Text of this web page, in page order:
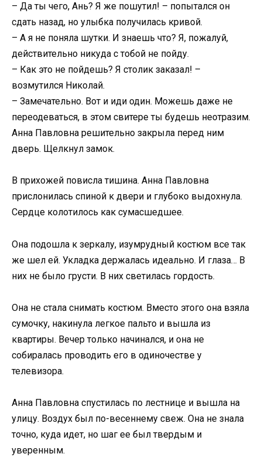
– Да ты чего, Ань? Я же пошутил! – попытался он
сдать назад, но улыбка получилась кривой.
– А я не поняла шутки. И знаешь что? Я, пожалуй,
действительно никуда с тобой не пойду.
– Как это не пойдешь? Я столик заказал! –
возмутился Николай.
– Замечательно. Вот и иди один. Можешь даже не
переодеваться, в этом свитере ты будешь неотразим.
Анна Павловна решительно закрыла перед ним
дверь. Щелкнул замок.
В прихожей повисла тишина. Анна Павловна
прислонилась спиной к двери и глубоко выдохнула.
Сердце колотилось как сумасшедшее.
Она подошла к зеркалу, изумрудный костюм все так
же шел ей. Укладка держалась идеально. И глаза… В
них не было грусти. В них светилась гордость.
Она не стала снимать костюм. Вместо этого она взяла
сумочку, накинула легкое пальто и вышла из
квартиры. Вечер только начинался, и она не
собиралась проводить его в одиночестве у
телевизора.
Анна Павловна спустилась по лестнице и вышла на
улицу. Воздух был по-весеннему свеж. Она не знала
точно, куда идет, но шаг ее был твердым и
уверенным.